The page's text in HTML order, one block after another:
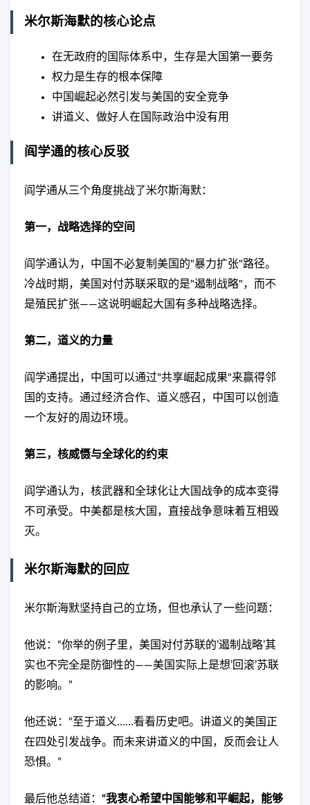
米尔斯海默的核心论点
在无政府的国际体系中，生存是大国第一要务
权力是生存的根本保障
中国崛起必然引发与美国的安全竞争
讲道义、做好人在国际政治中没有用
阎学通的核心反驳
阎学通从三个角度挑战了米尔斯海默：
第一，战略选择的空间
阎学通认为，中国不必复制美国的"暴力扩张"路径。
冷战时期，美国对付苏联采取的是"遏制战略"，而不
是殖民扩张——这说明崛起大国有多种战略选择。
第二，道义的力量
阎学通提出，中国可以通过"共享崛起成果"来赢得邻
国的支持。通过经济合作、道义感召，中国可以创造
一个友好的周边环境。
第三，核威慑与全球化的约束
阎学通认为，核武器和全球化让大国战争的成本变得
不可承受。中美都是核大国，直接战争意味着互相毁
灭。
米尔斯海默的回应
米尔斯海默坚持自己的立场，但也承认了一些问题：
他说：“你举的例子里，美国对付苏联的’遏制战略’其
实也不完全是防御性的——美国实际上是想’回滚’苏联
的影响。”
他还说：“至于道义……看看历史吧。讲道义的美国正
在四处引发战争。而未来讲道义的中国，反而会让人
恐惧。”
最后他总结道： “我衷心希望中国能够和平崛起，能够